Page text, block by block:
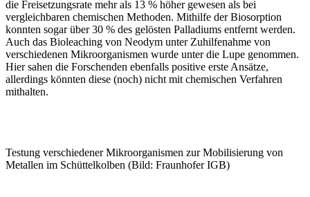
die Freisetzungsrate mehr als 13 % höher gewesen als bei
vergleichbaren chemischen Methoden. Mithilfe der Biosorption
konnten sogar über 30 % des gelösten Palladiums entfernt werden.
Auch das Bioleaching von Neodym unter Zuhilfenahme von
verschiedenen Mikroorganismen wurde unter die Lupe genommen.
Hier sahen die Forschenden ebenfalls positive erste Ansätze,
allerdings könnten diese (noch) nicht mit chemischen Verfahren
mithalten.
Testung verschiedener Mikroorganismen zur Mobilisierung von
Metallen im Schüttelkolben (Bild: Fraunhofer IGB)